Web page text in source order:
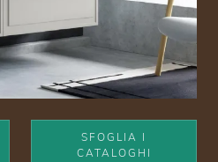
SFOGLIA I
CATALOGHI